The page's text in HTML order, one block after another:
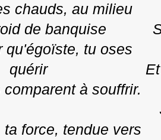
chauds, au milieu
de banquise
qu'égoïste, tu oses
quérir
à souffrir.
ta force, tendue vers